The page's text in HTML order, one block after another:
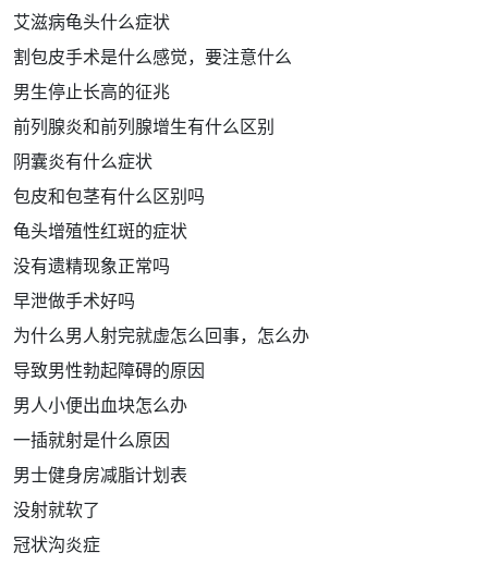
艾滋病龟头什么症状
割包皮手术是什么感觉，要注意什么
男生停止长高的征兆
前列腺炎和前列腺增生有什么区别
阴囊炎有什么症状
包皮和包茎有什么区别吗
龟头增殖性红斑的症状
没有遗精现象正常吗
早泄做手术好吗
为什么男人射完就虚怎么回事，怎么办
导致男性勃起障碍的原因
男人小便出血块怎么办
一插就射是什么原因
男士健身房减脂计划表
没射就软了
冠状沟炎症